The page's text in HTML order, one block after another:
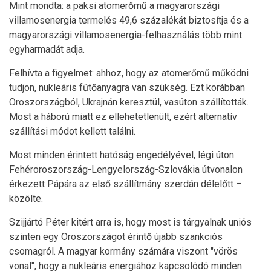
Mint mondta: a paksi atomerőmű a magyarországi
villamosenergia termelés 49,6 százalékát biztosítja és a
magyarországi villamosenergia-felhasználás több mint
egyharmadát adja.
Felhívta a figyelmet: ahhoz, hogy az atomerőmű működni
tudjon, nukleáris fűtőanyagra van szükség. Ezt korábban
Oroszországból, Ukrajnán keresztül, vasúton szállították.
Most a háború miatt ez ellehetetlenült, ezért alternatív
szállítási módot kellett találni.
Most minden érintett hatóság engedélyével, légi úton
Fehéroroszország-Lengyelország-Szlovákia útvonalon
érkezett Pápára az első szállítmány szerdán délelőtt –
közölte.
Szijjártó Péter kitért arra is, hogy most is tárgyalnak uniós
szinten egy Oroszországot érintő újabb szankciós
csomagról. A magyar kormány számára viszont "vörös
vonal", hogy a nukleáris energiához kapcsolódó minden